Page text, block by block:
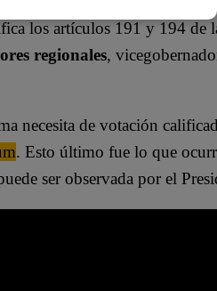
los artículos 191 y 194 de
regionales,
necesita de votación
. Esto último fue lo que
ser observada por el